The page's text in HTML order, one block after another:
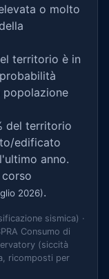
o molto
territorio è in
popolazione
del territorio
edificato
anno.
2026).
sismica) ·
Consumo di
(siccità
ricomposti per